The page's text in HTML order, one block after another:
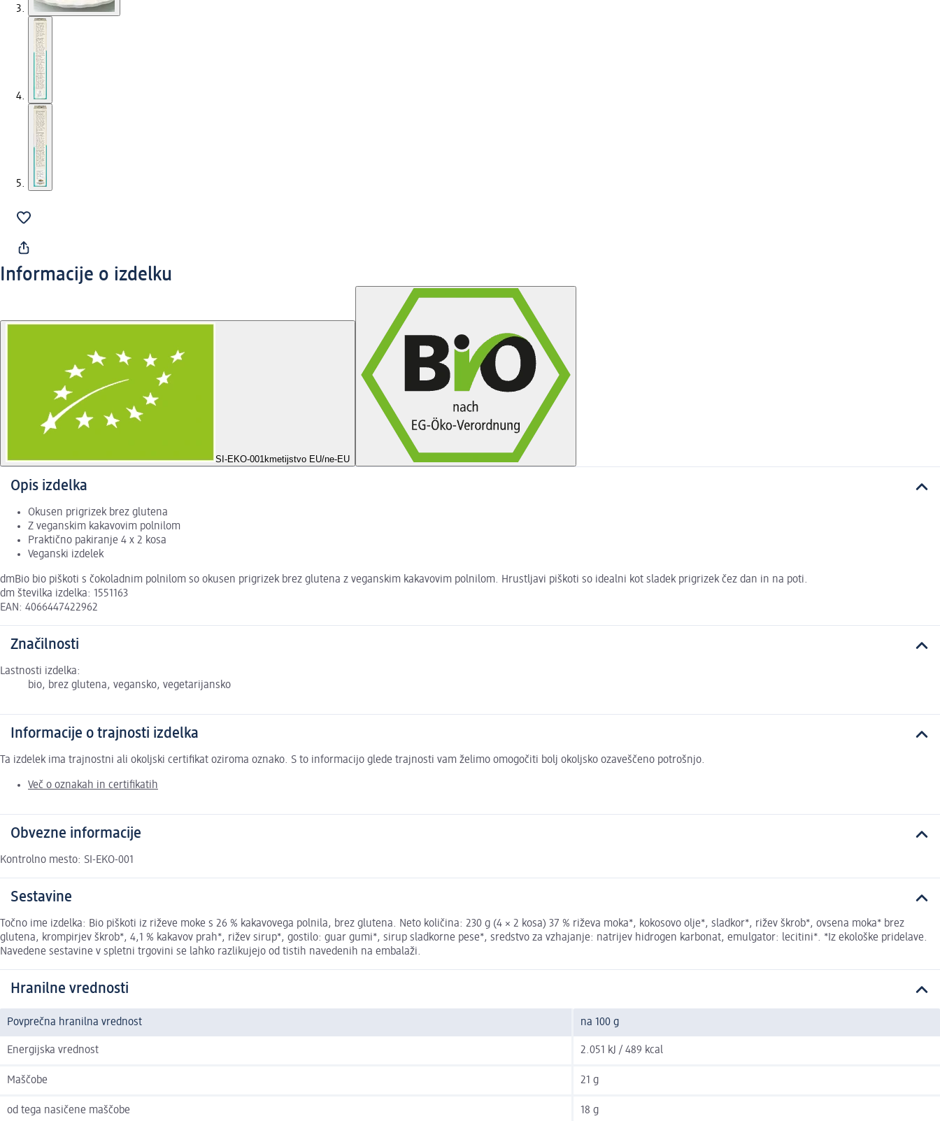
Informacije o izdelku
SI-EKO-001kmetijstvo EU/ne-EU
Opis izdelka
Okusen prigrizek brez glutena
Z veganskim kakavovim polnilom
Praktično pakiranje 4 x 2 kosa
Veganski izdelek
dmBio bio piškoti s čokoladnim polnilom so okusen prigrizek brez glutena z veganskim kakavovim polnilom. Hrustljavi piškoti so idealni kot sladek prigrizek čez dan in na poti.
dm številka izdelka: 1551163
EAN: 4066447422962
Značilnosti
Lastnosti izdelka:
bio, brez glutena, vegansko, vegetarijansko
Informacije o trajnosti izdelka
Ta izdelek ima trajnostni ali okoljski certifikat oziroma oznako. S to informacijo glede trajnosti vam želimo omogočiti bolj okoljsko ozaveščeno potrošnjo.
Več o oznakah in certifikatih
Obvezne informacije
Kontrolno mesto: SI-EKO-001
Sestavine
Točno ime izdelka: Bio piškoti iz riževe moke s 26 % kakavovega polnila, brez glutena. Neto količina: 230 g (4 × 2 kosa) 37 % riževa moka*, kokosovo olje*, sladkor*, rižev škrob*, ovsena moka* brez
glutena, krompirjev škrob*, 4,1 % kakavov prah*, rižev sirup*, gostilo: guar gumi*, sirup sladkorne pese*, sredstvo za vzhajanje: natrijev hidrogen karbonat, emulgator: lecitini*. *Iz ekološke pridelave.
Navedene sestavine v spletni trgovini se lahko razlikujejo od tistih navedenih na embalaži.
Hranilne vrednosti
Povprečna hranilna vrednost na 100 g
Energijska vrednost 2.051 kJ / 489 kcal
Maščobe 21 g
od tega nasičene maščobe 18 g